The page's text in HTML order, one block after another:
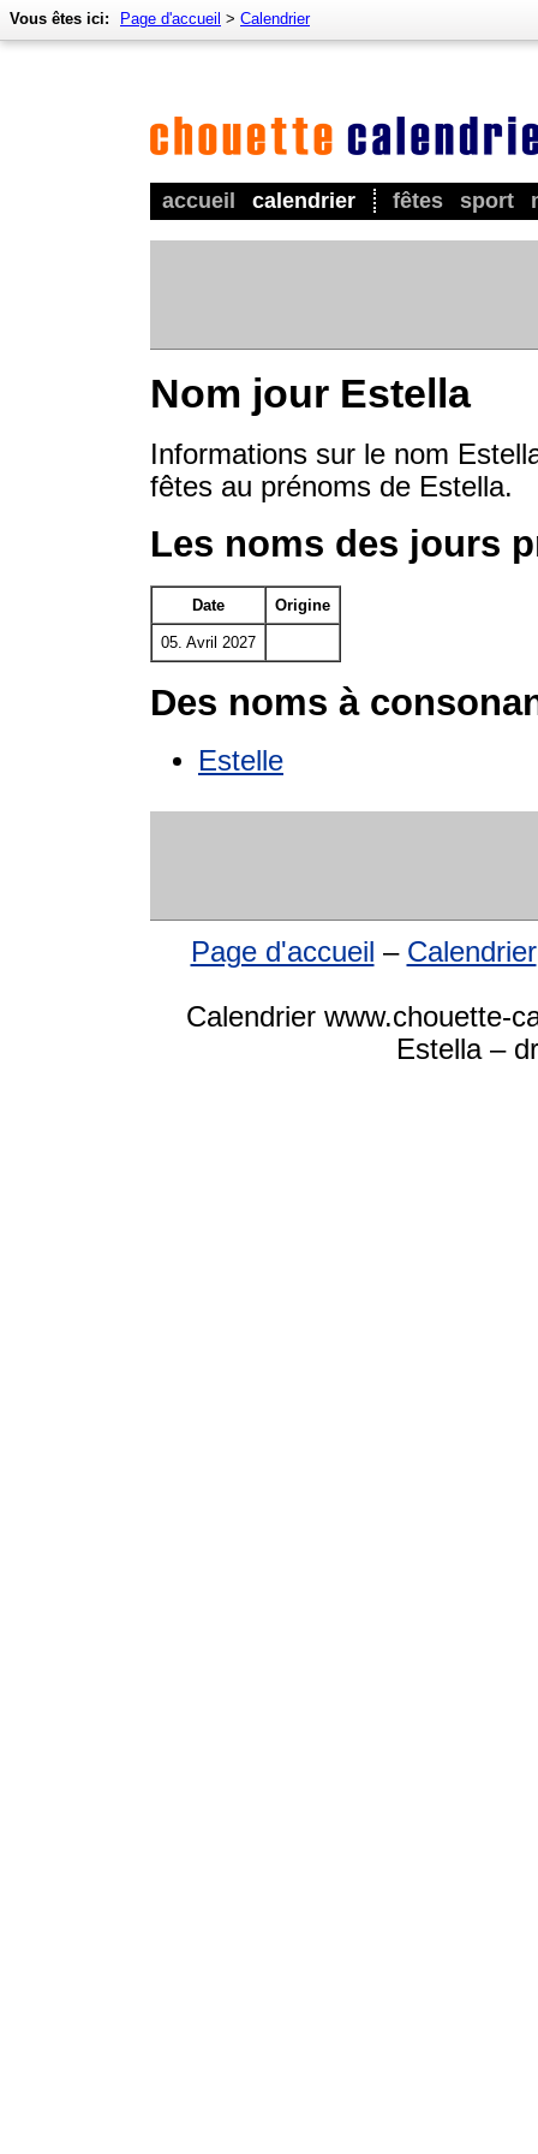
accueil calendrier fêtes sport
Vous êtes ici: Page d'accueil > Calendrier
Nom jour Estella
Informations sur le nom
fêtes au prénoms de Estella.
Les noms des jours
Date Origine
05. Avril 2027
Des noms à
Estelle
Page d'accueil – Calendrier
Calendrier www.chouette-
Estella –